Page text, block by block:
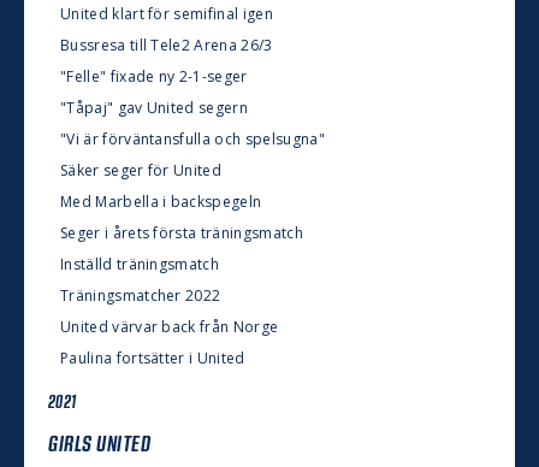
United klart för semifinal igen
Bussresa till Tele2 Arena 26/3
"Felle" fixade ny 2-1-seger
"Tåpaj" gav United segern
"Vi är förväntansfulla och spelsugna"
Säker seger för United
Med Marbella i backspegeln
Seger i årets första träningsmatch
Inställd träningsmatch
Träningsmatcher 2022
United värvar back från Norge
Paulina fortsätter i United
2021
GIRLS UNITED